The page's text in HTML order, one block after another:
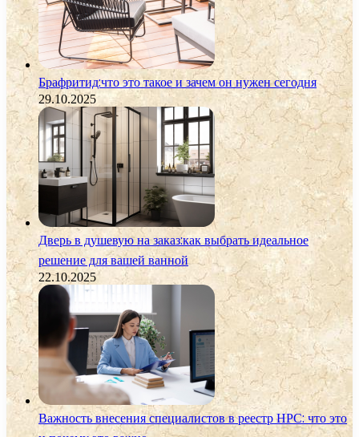
Брафритид:что это такое и зачем он нужен сегодня
29.10.2025
Дверь в душевую на заказ:как выбрать идеальное
решение для вашей ванной
22.10.2025
Важность внесения специалистов в реестр НРС: что это